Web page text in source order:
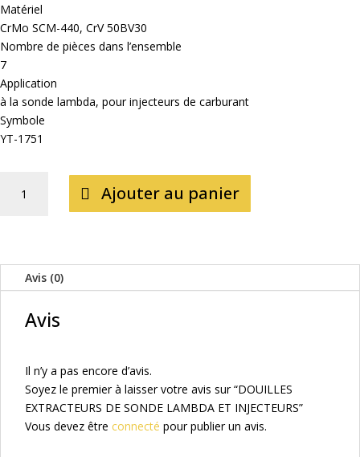
Matériel
CrMo SCM-440, CrV 50BV30
Nombre de pièces dans l’ensemble
7
Application
à la sonde lambda, pour injecteurs de carburant
Symbole
YT-1751
SONDE
LAMBDA
INJECTEURS
Ajouter au panier
Avis (0)
Avis
Il n’y a pas encore d’avis.
Soyez le premier à laisser votre avis sur “DOUILLES
EXTRACTEURS DE SONDE LAMBDA ET INJECTEURS”
Vous devez être connecté pour publier un avis.